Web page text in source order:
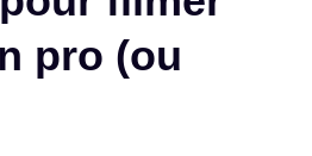
pro (ou